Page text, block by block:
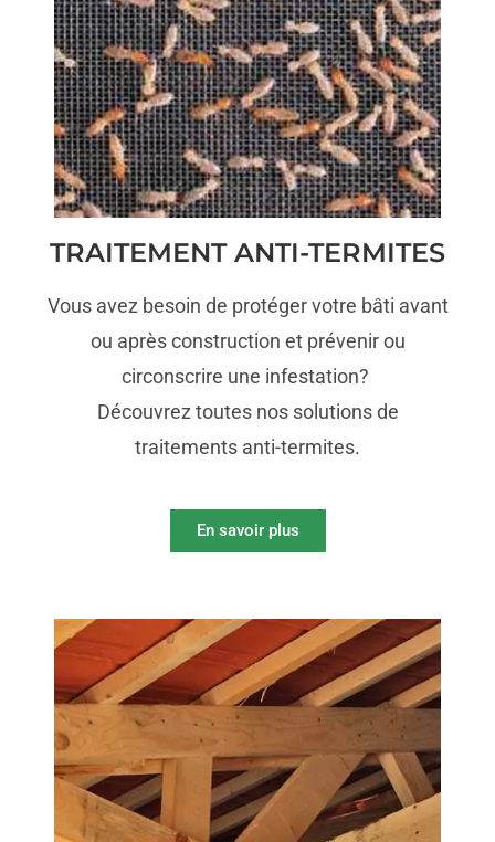
TRAITEMENT ANTI-TERMITES
Vous avez besoin de protéger votre bâti avant
ou après construction et prévenir ou
circonscrire une infestation?
Découvrez toutes nos solutions de
traitements anti-termites.
En savoir plus